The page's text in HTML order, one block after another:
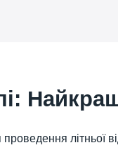
літньої